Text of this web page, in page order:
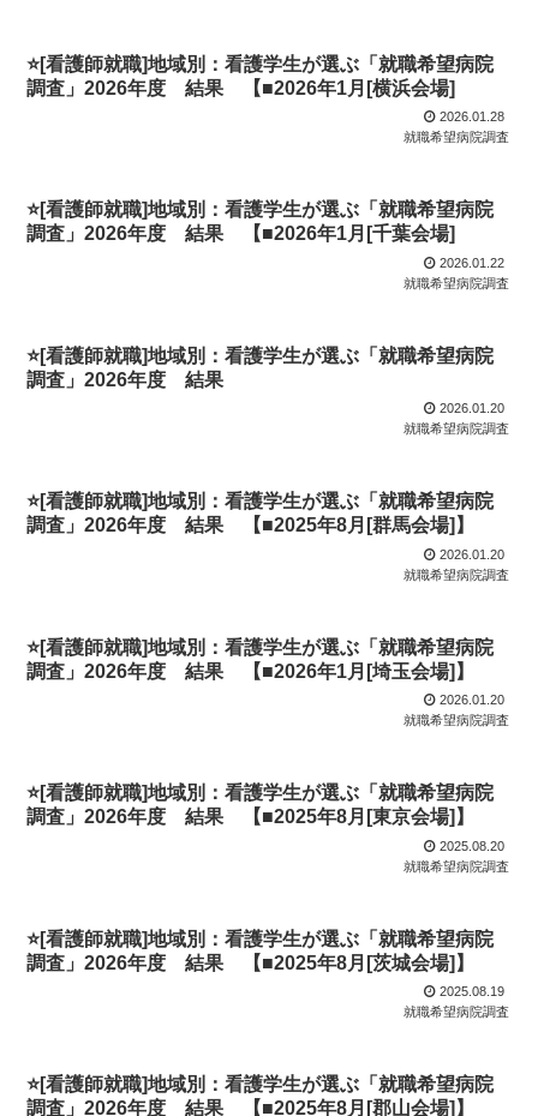
⭐[看護師就職]地域別：看護学生が選ぶ「就職希望病院
調査」2026年度 結果 【■2026年1月[横浜会場]
2026.01.28
就職希望病院調査
⭐[看護師就職]地域別：看護学生が選ぶ「就職希望病院
調査」2026年度 結果 【■2026年1月[千葉会場]
2026.01.22
就職希望病院調査
⭐[看護師就職]地域別：看護学生が選ぶ「就職希望病院
調査」2026年度 結果
2026.01.20
就職希望病院調査
⭐[看護師就職]地域別：看護学生が選ぶ「就職希望病院
調査」2026年度 結果 【■2025年8月[群馬会場]】
2026.01.20
就職希望病院調査
⭐[看護師就職]地域別：看護学生が選ぶ「就職希望病院
調査」2026年度 結果 【■2026年1月[埼玉会場]】
2026.01.20
就職希望病院調査
⭐[看護師就職]地域別：看護学生が選ぶ「就職希望病院
調査」2026年度 結果 【■2025年8月[東京会場]】
2025.08.20
就職希望病院調査
⭐[看護師就職]地域別：看護学生が選ぶ「就職希望病院
調査」2026年度 結果 【■2025年8月[茨城会場]】
2025.08.19
就職希望病院調査
⭐[看護師就職]地域別：看護学生が選ぶ「就職希望病院
調査」2026年度 結果 【■2025年8月[郡山会場]】